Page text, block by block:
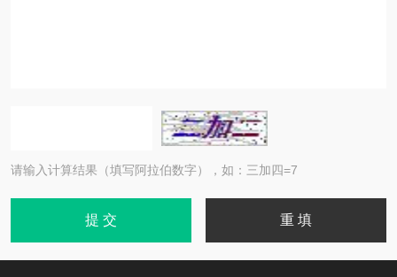
请输入计算结果（填写阿拉伯数字），如：三加四=7